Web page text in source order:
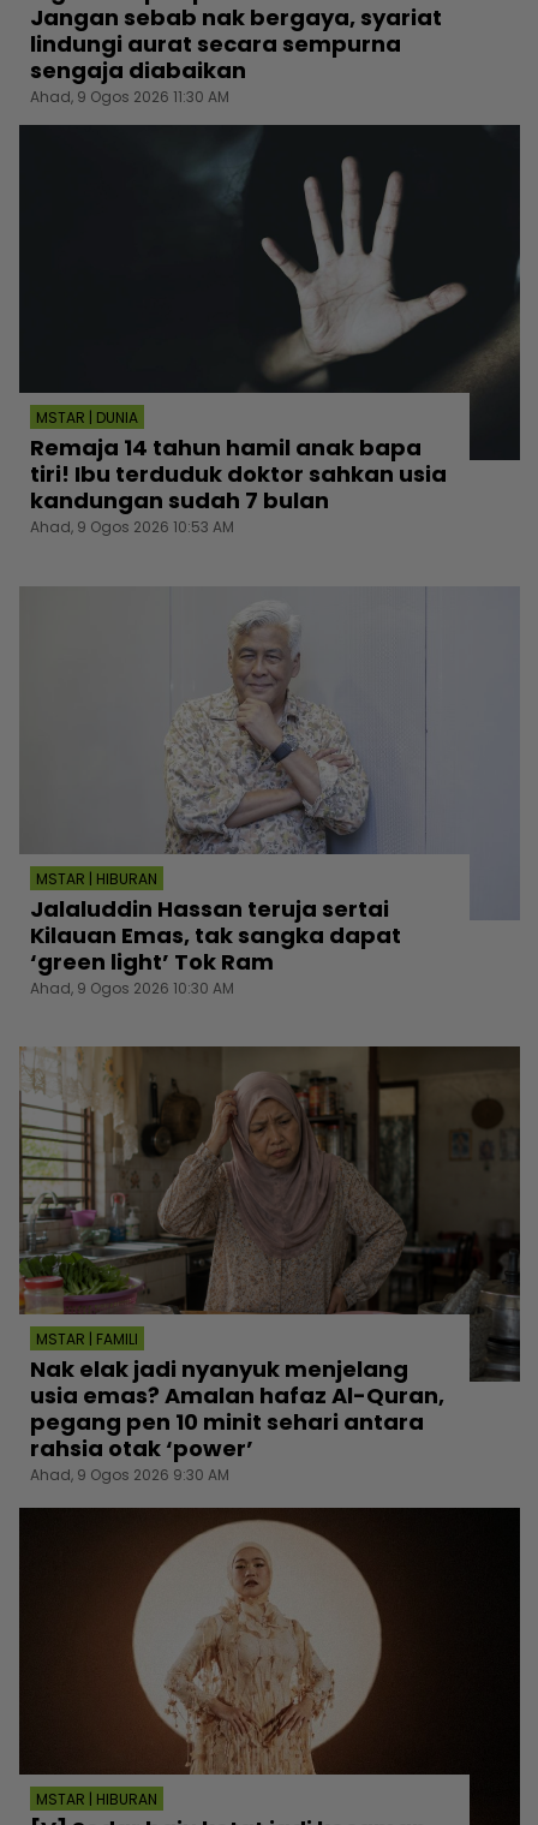
Jangan sebab nak bergaya, syariat
lindungi aurat secara sempurna
sengaja diabaikan
Ahad, 9 Ogos 2026 11:30 AM
MSTAR | DUNIA
Remaja 14 tahun hamil anak bapa
tiri! Ibu terduduk doktor sahkan usia
kandungan sudah 7 bulan
Ahad, 9 Ogos 2026 10:53 AM
MSTAR | HIBURAN
Jalaluddin Hassan teruja sertai
Kilauan Emas, tak sangka dapat
‘green light’ Tok Ram
Ahad, 9 Ogos 2026 10:30 AM
MSTAR | FAMILI
Nak elak jadi nyanyuk menjelang
usia emas? Amalan hafaz Al-Quran,
pegang pen 10 minit sehari antara
rahsia otak ‘power’
Ahad, 9 Ogos 2026 9:30 AM
MSTAR | HIBURAN